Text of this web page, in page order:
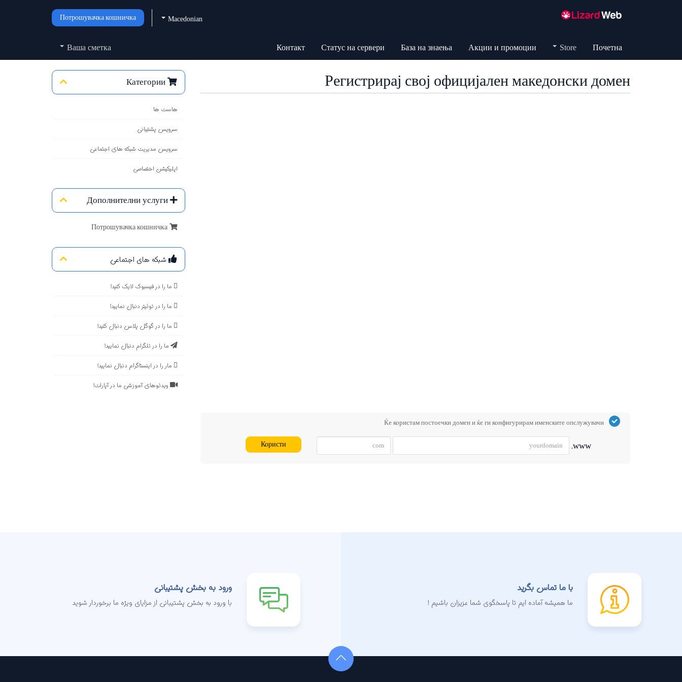
Macedonian
Потрошувачка кошничка
Почетна
Store
Акции и промоции
База на знаења
Статус на сервери
Контакт
Ваша сметка
Регистрирај свој официјален македонски домен
Категории
هاست ها
سرویس پشتیبانی
سرویس مدیریت شبکه های اجتماعی
اپلیکیشن اختصاصی
Дополнителни услуги
Потрошувачка кошничка
شبکه های اجتماعی
ما را در فیسبوک لایک کنید!
ما را در توئیتر دنبال نمایید!
ما را در گوگل پلاس دنبال کنید!
ما را در تلگرام دنبال نمایید!
مار را در اینستاگرام دنبال نمایید!
ویدئوهای آموزشی ما در آپارات!
Ќе користам постоечки домен и ќе ги конфигурирам именските опслужувачи
www.
Користи
با ما تماس بگرید
ما همیشه آماده ایم تا پاسخگوی شما عزیزان باشیم !
ورود به بخش پشتیبانی
با ورود به بخش پشتیبانی از مزایای ویژه ما برخوردار شوید